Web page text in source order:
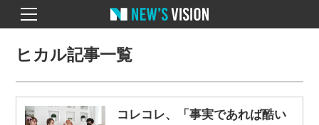
ヒカル記事一覧
コレコレ、「事実であれば酷い